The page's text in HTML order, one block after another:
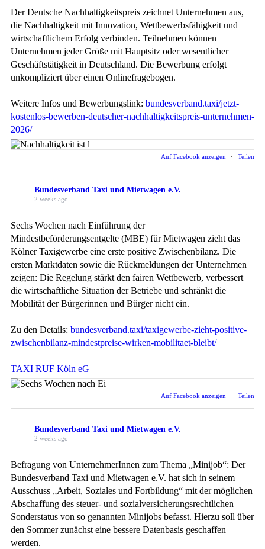
Der Deutsche Nachhaltigkeitspreis zeichnet Unternehmen aus,
die Nachhaltigkeit mit Innovation, Wettbewerbsfähigkeit und
wirtschaftlichem Erfolg verbinden. Teilnehmen können
Unternehmen jeder Größe mit Hauptsitz oder wesentlicher
Geschäftstätigkeit in Deutschland. Die Bewerbung erfolgt
unkompliziert über einen Onlinefragebogen.
Weitere Infos und Bewerbungslink: bundesverband.taxi/jetzt-
kostenlos-bewerben-deutscher-nachhaltigkeitspreis-unternehmen-
2026/
Auf Facebook anzeigen · Teilen
Bundesverband Taxi und Mietwagen e.V.
2 weeks ago
Sechs Wochen nach Einführung der
Mindestbeförderungsentgelte (MBE) für Mietwagen zieht das
Kölner Taxigewerbe eine erste positive Zwischenbilanz. Die
ersten Marktdaten sowie die Rückmeldungen der Unternehmen
zeigen: Die Regelung stärkt den fairen Wettbewerb, verbessert
die wirtschaftliche Situation der Betriebe und schränkt die
Mobilität der Bürgerinnen und Bürger nicht ein.
Zu den Details: bundesverband.taxi/taxigewerbe-zieht-positive-
zwischenbilanz-mindestpreise-wirken-mobilitaet-bleibt/
TAXI RUF Köln eG
Auf Facebook anzeigen · Teilen
Bundesverband Taxi und Mietwagen e.V.
2 weeks ago
Befragung von UnternehmerInnen zum Thema „Minijob“: Der
Bundesverband Taxi und Mietwagen e.V. hat sich in seinem
Ausschuss „Arbeit, Soziales und Fortbildung“ mit der möglichen
Abschaffung des steuer- und sozialversicherungsrechtlichen
Sonderstatus von so genannten Minijobs befasst. Hierzu soll über
den Sommer zunächst eine bessere Datenbasis geschaffen
werden.